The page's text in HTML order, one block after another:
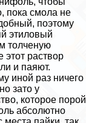
пока смола не
поэтому
этиловый
толченую
этот раствор
и паяют.
иной раз ничего
зато у
которое порой
абсолютно